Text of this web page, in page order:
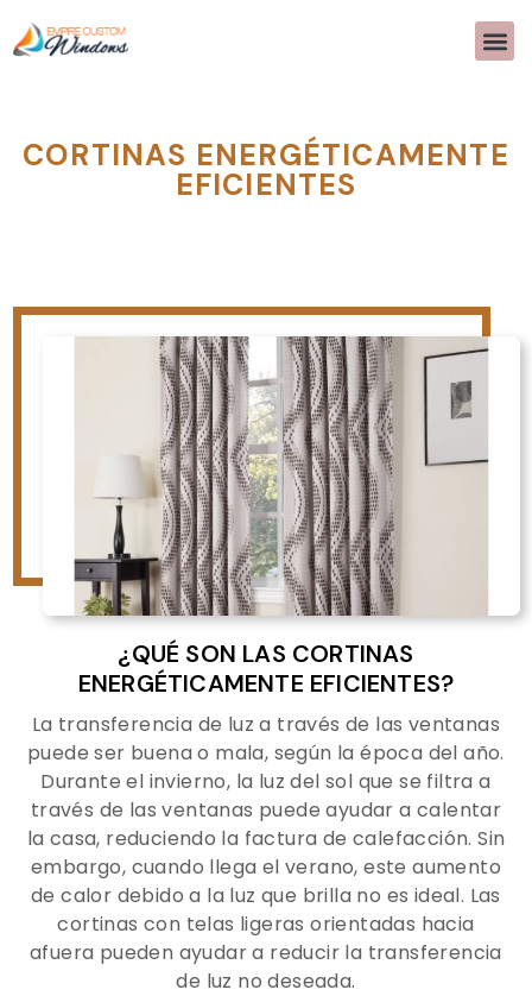
CORTINAS ENERGÉTICAMENTE
EFICIENTES
¿QUÉ SON LAS CORTINAS
ENERGÉTICAMENTE EFICIENTES?
La transferencia de luz a través de las ventanas
puede ser buena o mala, según la época del año.
Durante el invierno, la luz del sol que se filtra a
través de las ventanas puede ayudar a calentar
la casa, reduciendo la factura de calefacción. Sin
embargo, cuando llega el verano, este aumento
de calor debido a la luz que brilla no es ideal. Las
cortinas con telas ligeras orientadas hacia
afuera pueden ayudar a reducir la transferencia
de luz no deseada.